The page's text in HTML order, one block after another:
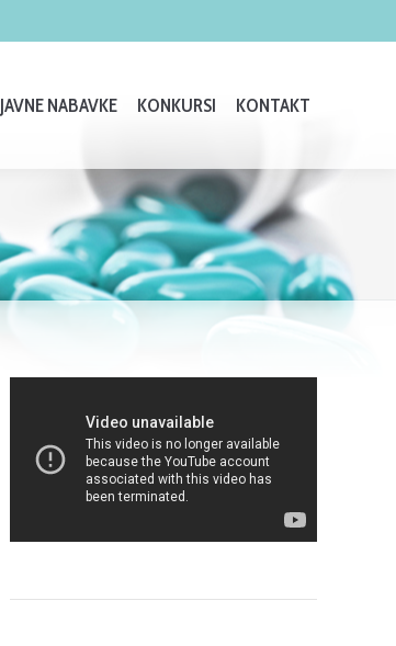
JAVNE NABAVKE KONKURSI KONTAKT